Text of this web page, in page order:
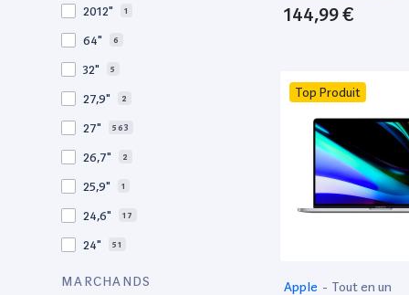
2012" 1
64" 6
32" 5
27,9" 2
27" 563
26,7" 2
25,9" 1
24,6" 17
24" 51
21,5"
MARCHANDS
144,99 €
Top Produit
Apple - Tout en un